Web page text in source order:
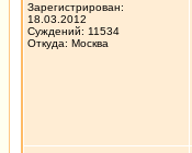
Зарегистрирован:
18.03.2012
Суждений: 11534
Откуда: Москва